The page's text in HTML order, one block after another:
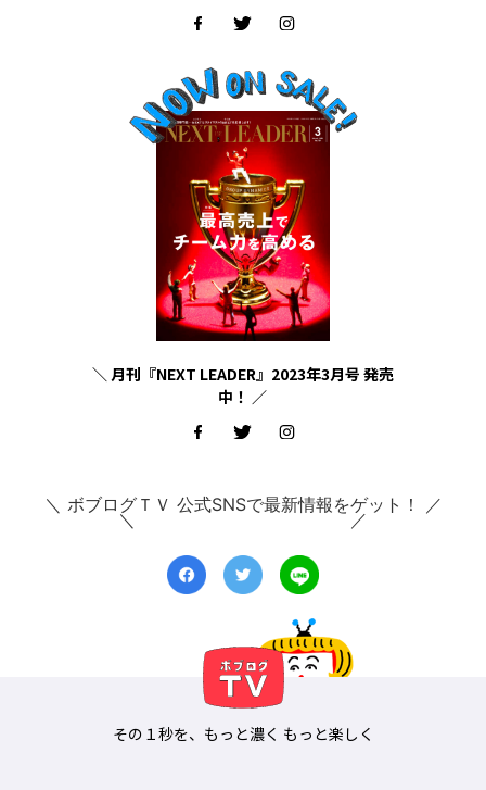
＼ 月刊『NEXT LEADER』2023年3月号 発売
中！ ／
＼ ボブログＴＶ 公式SNSで最新情報をゲット！ ／
その１秒を、もっと濃く もっと楽しく